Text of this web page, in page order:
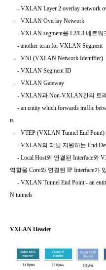
- VXLAN Layer 2 overlay network
VXLAN Overlay Network
- VXLAN segment를 L2/L3 네트워
- another term for VXLAN Segment
VNI (VXLAN Network Identifier)
- VXLAN Segment ID
VXLAN Gateway
- VXLAN과 Non-VXLAN간의 트
- an entity which forwards traffic
ts
VTEP (VXLAN Tunnel End Point)
- VXLAN의 터널 지원하는 End
- Local Host와 연결된 Interface와
역할을 Core와 연결된 IP Interface가
- VXLAN Tunnel End Point - an
N tunnels
VXLAN Header